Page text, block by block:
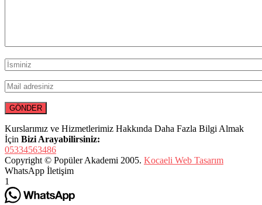
Kurslarımız ve Hizmetlerimiz Hakkında Daha Fazla Bilgi Almak
İçin Bizi Arayabilirsiniz:
05334563486
Copyright © Popüler Akademi 2005. Kocaeli Web Tasarım
WhatsApp İletişim
1